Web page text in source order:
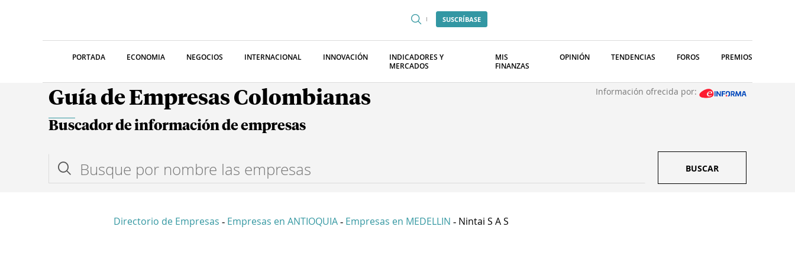
SUSCRÍBASE
PORTADA ECONOMIA NEGOCIOS INTERNACIONAL INNOVACIÓN
INDICADORES Y
MERCADOS
MIS
FINANZAS
OPINIÓN TENDENCIAS FOROS PREMIOS
Guía de Empresas Colombianas Información ofrecida por:
Buscador de información de empresas
BUSCAR
Directorio de Empresas - Empresas en ANTIOQUIA - Empresas en MEDELLIN - Nintai S A S